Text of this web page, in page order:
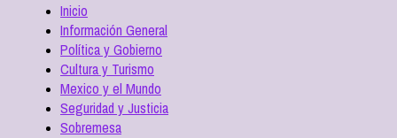
Inicio
Información General
Política y Gobierno
Cultura y Turismo
Mexico y el Mundo
Seguridad y Justicia
Sobremesa